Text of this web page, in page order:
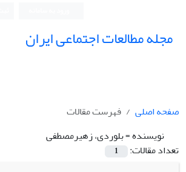
مجله مطالعات اجتماعی ایران
صفحه اصلی
فهرست مقالات
نویسنده =بلوردی، زهیرمصطفی
تعداد مقالات:
1